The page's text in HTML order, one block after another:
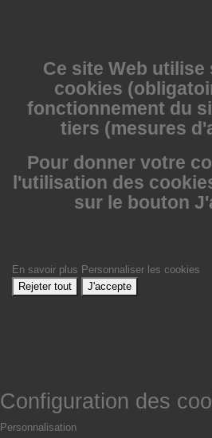
Ce site Web utilise
cookies
fonctionnement du
tiers (mesures
Pour donner votre
l'utilisation des
sur le bouton
En savoir plus Personnaliser les cookies
Rejeter tout
J'accepte
Configuration des
Personnalisation